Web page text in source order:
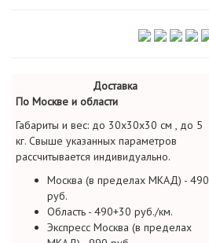
Доставка
По Москве и области
Габариты и вес: до 30х30х30 см , до 5
кг. Свыше указанных параметров
рассчитывается индивидуально.
Москва (в пределах МКАД) - 490
руб.
Область - 490+30 руб./км.
Экспресс Москва (в пределах